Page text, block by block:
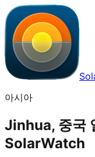
아시아
Jinhua, 중국
SolarWatch